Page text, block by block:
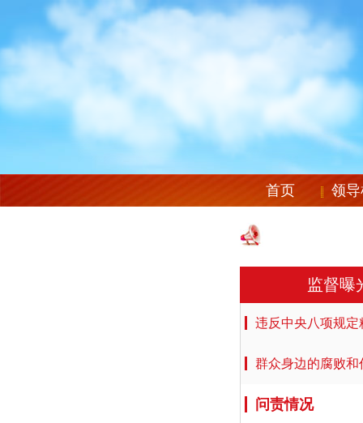
首页 领
监督曝
违反中央八项规定
群众身边的腐败和
问责情况